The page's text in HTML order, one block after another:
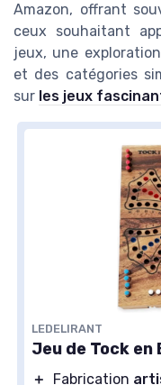
Amazon, offrant
ceux souhaitant
jeux, une
et des catégories
sur les jeux
LEDELIRANT
Jeu de Tock en
＋ Fabrication